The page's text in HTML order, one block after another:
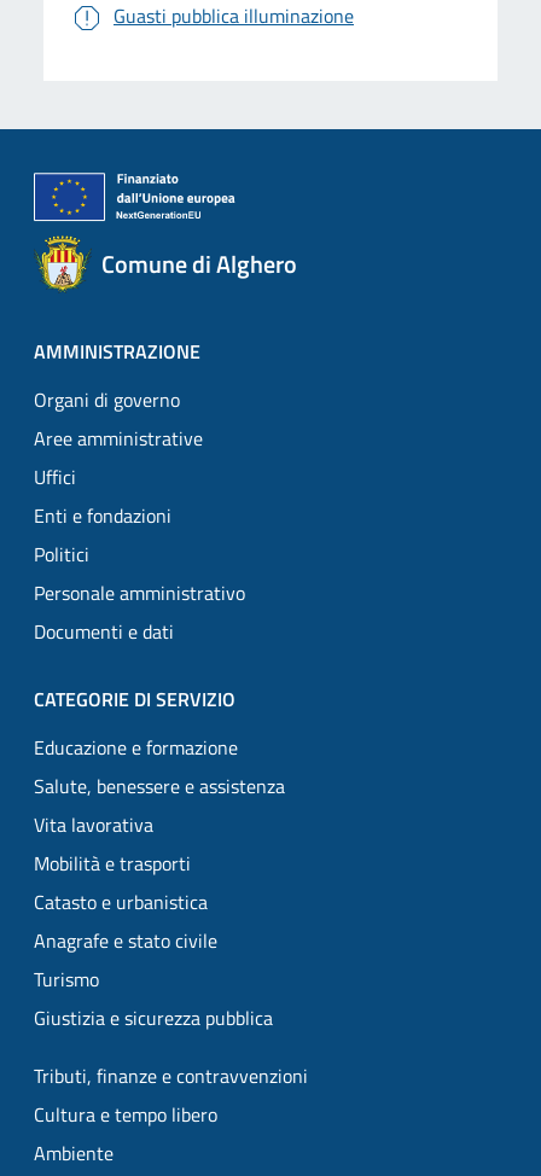
Guasti pubblica illuminazione
Comune di Alghero
AMMINISTRAZIONE
Organi di governo
Aree amministrative
Uffici
Enti e fondazioni
Politici
Personale amministrativo
Documenti e dati
CATEGORIE DI SERVIZIO
Educazione e formazione
Salute, benessere e assistenza
Vita lavorativa
Mobilità e trasporti
Catasto e urbanistica
Anagrafe e stato civile
Turismo
Giustizia e sicurezza pubblica
Tributi, finanze e contravvenzioni
Cultura e tempo libero
Ambiente